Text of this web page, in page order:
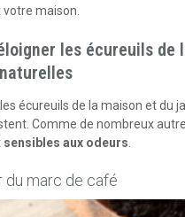
maison.
les écureuils de
écureuils de la maison et du
Comme de nombreux
sensibles aux odeurs
du marc de café